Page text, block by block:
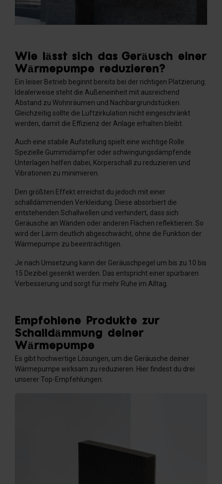
Wie lässt sich das Geräusch einer
Wärmepumpe reduzieren?
Ein leiser Betrieb beginnt bereits bei der richtigen Platzierung.
Idealerweise steht die Außeneinheit mit ausreichend
Abstand zu Wohnräumen und Nachbargrundstücken.
Gleichzeitig sollte die Luftzirkulation nicht eingeschränkt
werden, damit die Effizienz der Anlage erhalten bleibt.
Auch eine stabile Aufstellung spielt eine wichtige Rolle.
Spezielle Gummidämpfer oder schwingungsdämpfende
Unterlagen helfen dabei, Körperschall zu reduzieren und
Vibrationen zu minimieren.
Den größten Effekt erreichst du jedoch mit einer
schalldämmenden Verkleidung. Diese absorbiert die
entstehenden Schallwellen und verhindert, dass sich
Geräusche an Wänden oder anderen Flächen reflektieren. So
wird der Lärm deutlich abgeschwächt, ohne die Funktion der
Wärmepumpe zu beeinträchtigen.
Je nach Umsetzung kann der Geräuschpegel um bis zu 10 bis
15 Dezibel gesenkt werden. Das entspricht einer spürbaren
Verbesserung und sorgt für mehr Ruhe im Alltag.
Empfohlene Produkte zur
Schalldämmung deiner
Wärmepumpe
Es gibt hochwertige Lösungen, um die Geräusche deiner
Wärmepumpe wirksam zu reduzieren. Hier findest du drei
unserer Top-Empfehlungen: